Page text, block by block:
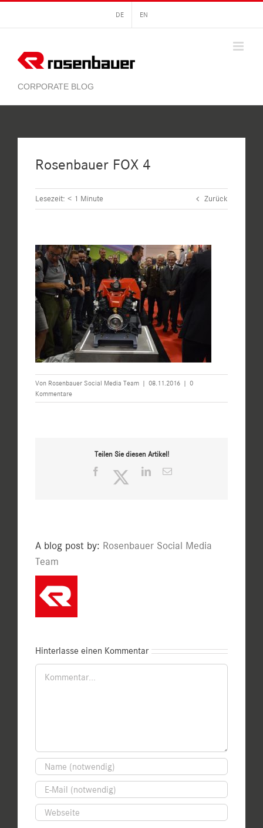
springen
DE EN
Rosenbauer FOX 4
Lesezeit: < 1 Minute Zurück
Von Rosenbauer Social Media Team | 08.11.2016 | 0
Kommentare
Teilen Sie diesen Artikel!
Facebook TwitterLinkedIn
E-
A blog post by: Rosenbauer Social Media
Team
Hinterlasse einen Kommentar
Kommentar